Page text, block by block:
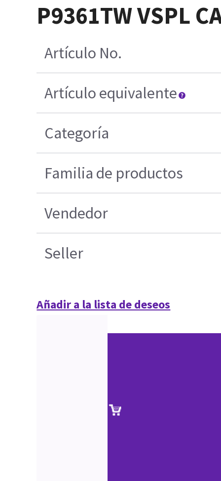
P9361TW VSPL
Artículo No.
Artículo equivalente
Categoría
Familia de productos
Vendedor
Seller
Añadir a la lista de deseos